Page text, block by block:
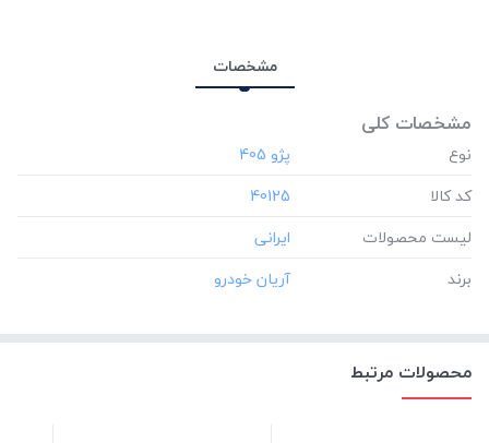
مشخصات
مشخصات کلی
نوع
کد کالا
‎40125
لیست محصولات
برند
محصولات مرتبط